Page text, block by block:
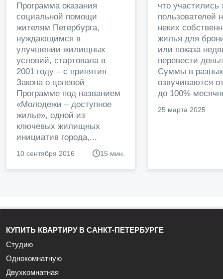
Программа оказания
социальной помощи
жителям Петербурга,
нуждающимся в
улучшении жилищных
условий, стартовала в
2001 году – с принятия
Закона о целевой
Программе под названием
«Молодежи – доступное
жилье», одной из
ключевых жилищных
инициатив города,...
10 сентября 2016 15 мин.
что
пользователей
неких
жилья для
или показа
перевести
Суммы в
озвучиваются
до 100%
25 марта 2025
КУПИТЬ КВАРТИРУ В САНКТ-ПЕТЕРБУРГЕ
Студию
Однокомнатную
Двухкомнатная